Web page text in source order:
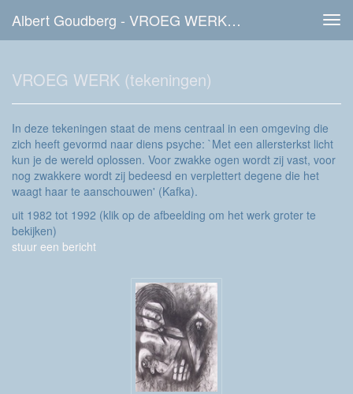
Albert Goudberg - VROEG WERK (tekeningen)
VROEG WERK (tekeningen)
In deze tekeningen staat de mens centraal in een omgeving die
zich heeft gevormd naar diens psyche: `Met een allersterkst licht
kun je de wereld oplossen. Voor zwakke ogen wordt zij vast, voor
nog zwakkere wordt zij bedeesd en verplettert degene die het
waagt haar te aanschouwen' (Kafka).
uit 1982 tot 1992 (klik op de afbeelding om het werk groter te
bekijken)
stuur een bericht